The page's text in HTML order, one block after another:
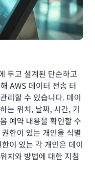
두고 설계된 단순하고
AWS 데이터 전송 터
리할 수 있습니다. 데이
는 위치, 날짜, 시간, 기
예약 내용을 확인할 수
한이 있는 개인을 식별
이 있는 각 개인은 데이
치와 방법에 대한 지침